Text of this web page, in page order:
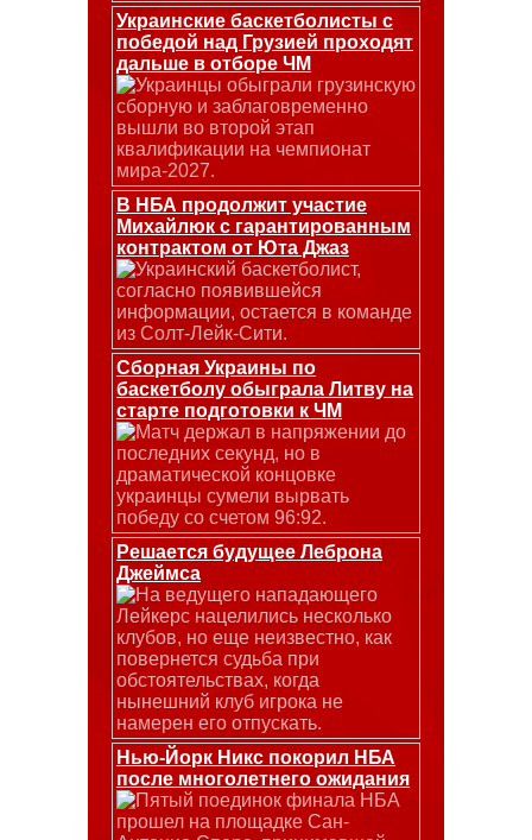
Украинские баскетболисты с
победой над Грузией проходят
дальше в отборе ЧМ
Украинцы обыграли грузинскую
сборную и заблаговременно
вышли во второй этап
квалификации на чемпионат
мира-2027.
В НБА продолжит участие
Михайлюк с гарантированным
контрактом от Юта Джаз
Украинский баскетболист,
согласно появившейся
информации, остается в команде
из Солт-Лейк-Сити.
Сборная Украины по
баскетболу обыграла Литву на
старте подготовки к ЧМ
Матч держал в напряжении до
последних секунд, но в
драматической концовке
украинцы сумели вырвать
победу со счетом 96:92.
Решается будущее Леброна
Джеймса
На ведущего нападающего
Лейкерс нацелились несколько
клубов, но еще неизвестно, как
повернется судьба при
обстоятельствах, когда
нынешний клуб игрока не
намерен его отпускать.
Нью-Йорк Никс покорил НБА
после многолетнего ожидания
Пятый поединок финала НБА
прошел на площадке Сан-